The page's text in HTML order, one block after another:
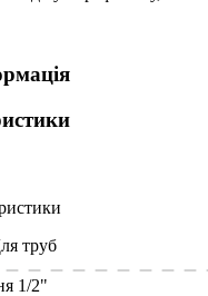
труб
1/2"